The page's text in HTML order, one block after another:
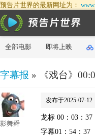
预告片世界的最新网址为：
全部电影 即将上映
字幕报 » 《戏台》
影舞舜
发布于2025-07-12
龙标 00：03：37
字幕01：54：37